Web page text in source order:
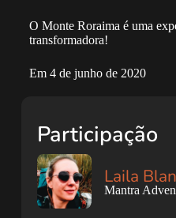
O Monte Roraima é uma
transformadora!
Em 4 de junho de 2020
Participação
Laila
Mantra